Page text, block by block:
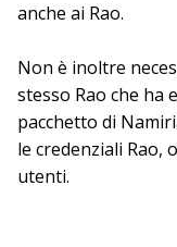
anche ai Rao.
Non è inoltre
stesso Rao che ha
pacchetto di
le credenziali Rao,
utenti.